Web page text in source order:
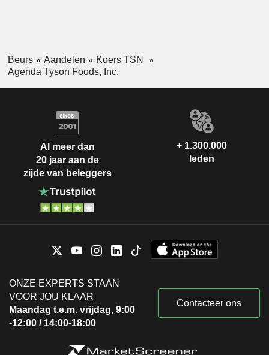
Beurs Aandelen
Koers TSN
Agenda Tyson Foods, Inc.
Al meer dan
20 jaar aan de
zijde van beleggers
+ 1.300.000
leden
ONZE EXPERTS STAAN
VOOR JOU KLAAR
Maandag t.e.m. vrijdag, 9:00
-12:00 / 14:00-18:00
Contacteer ons